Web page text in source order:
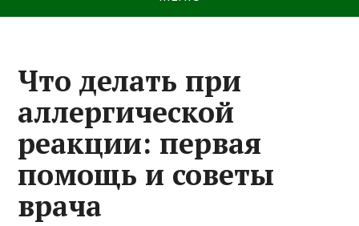
Что делать при
аллергической
реакции: первая
помощь и советы
врача